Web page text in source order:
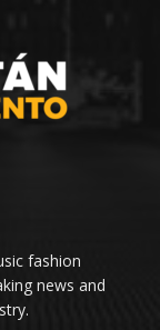
fashion
news and